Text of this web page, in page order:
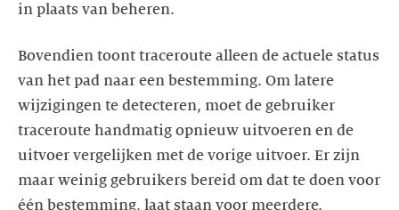
in plaats van beheren.
Bovendien toont traceroute alleen de actuele status
van het pad naar een bestemming. Om latere
wijzigingen te detecteren, moet de gebruiker
traceroute handmatig opnieuw uitvoeren en de
uitvoer vergelijken met de vorige uitvoer. Er zijn
maar weinig gebruikers bereid om dat te doen voor
één bestemming, laat staan voor meerdere.